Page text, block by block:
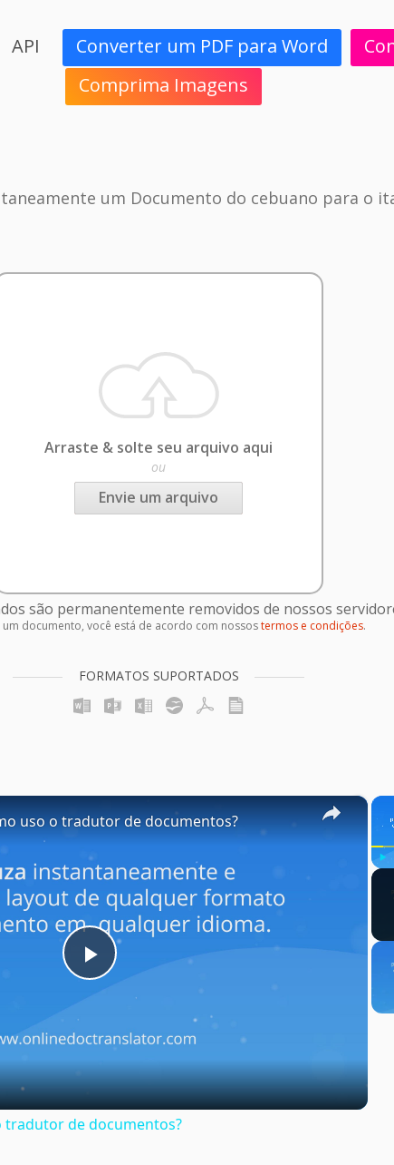
API Converter um PDF para Word
Comprima Imagens
um Documento do cebuano para o
Arraste & solte seu arquivo aqui
ou
Envie um arquivo
são permanentemente removidos de nossos
um documento, você está de acordo com nossostermos e condições.
FORMATOS SUPORTADOS
×
Play
Video
uso o tradutor de documentos?
tradutor de documentos?